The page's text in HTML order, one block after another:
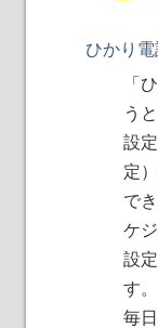
ひかり
「
う
設
定
で
ケ
設
す。
毎